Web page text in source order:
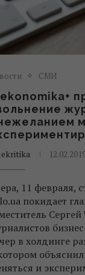
СМИ
11 февраля,
покидает
в холдинге
и